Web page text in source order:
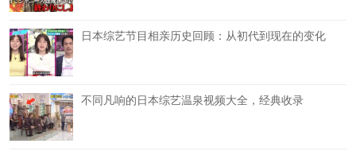
日本综艺节目相亲历史回顾：从初代到现在的变化
不同凡响的日本综艺温泉视频大全，经典收录